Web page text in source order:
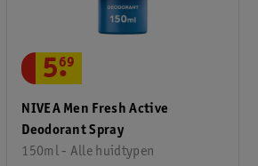
NIVEA Men Fresh Active
Deodorant Spray
150ml - Alle huidtypen
5.
69